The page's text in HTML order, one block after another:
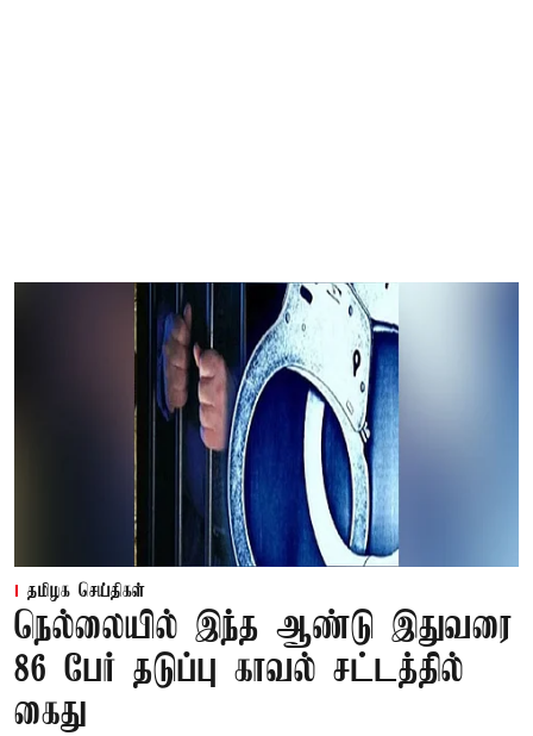
தமிழக செய்திகள்
நெல்லையில் இந்த ஆண்டு இதுவரை
86 பேர் தடுப்பு காவல் சட்டத்தில்
கைது